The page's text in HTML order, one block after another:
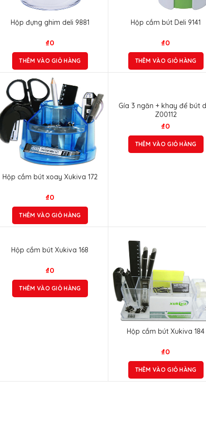
Hộp đựng ghim deli 9881
₫0
THÊM VÀO GIỎ HÀNG
Hộp cắm bút Deli 9141
₫0
THÊM VÀO GIỎ HÀNG
Hộp cắm bút xoay Xukiva 172
₫0
THÊM VÀO GIỎ HÀNG
Gía 3 ngăn + khay để bút
Z00112
₫0
THÊM VÀO GIỎ HÀNG
Hộp cắm bút Xukiva 168
₫0
THÊM VÀO GIỎ HÀNG
Hộp cắm bút Xukiva 184
₫0
THÊM VÀO GIỎ HÀNG